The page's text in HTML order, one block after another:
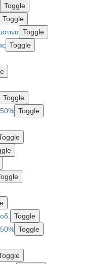
Toggle
Toggle
Toggle
Toggle
Toggle
Toggle
Toggle
Toggle